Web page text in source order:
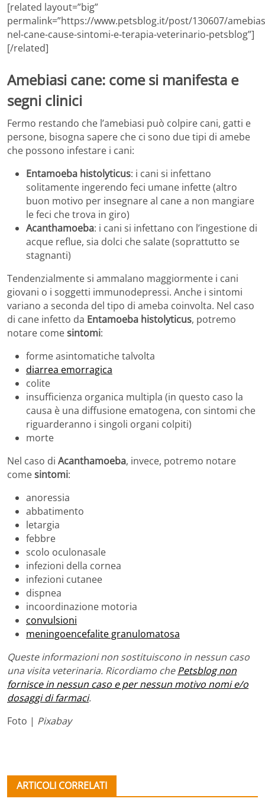
[related layout=”big”
permalink=”https://www.petsblog.it/post/130607/
nel-cane-cause-sintomi-e-terapia-veterinario-petsblog”]
[/related]
Amebiasi cane: come si manifesta e
segni clinici
Fermo restando che l’amebiasi può colpire cani, gatti e
persone, bisogna sapere che ci sono due tipi di amebe
che possono infestare i cani:
Entamoeba histolyticus: i cani si infettano
solitamente ingerendo feci umane infette (altro
buon motivo per insegnare al cane a non mangiare
le feci che trova in giro)
Acanthamoeba: i cani si infettano con l’ingestione di
acque reflue, sia dolci che salate (soprattutto se
stagnanti)
Tendenzialmente si ammalano maggiormente i cani
giovani o i soggetti immunodepressi. Anche i sintomi
variano a seconda del tipo di ameba coinvolta. Nel caso
di cane infetto da Entamoeba histolyticus, potremo
notare comesintomi:
forme asintomatiche talvolta
diarrea emorragica
colite
insufficienza organica multipla (in questo caso la
causa è una diffusione ematogena, con sintomi che
riguarderanno i singoli organi colpiti)
morte
Nel caso di Acanthamoeba, invece, potremo notare
comesintomi:
anoressia
abbatimento
letargia
febbre
scolo oculonasale
infezioni della cornea
infezioni cutanee
dispnea
incoordinazione motoria
convulsioni
meningoencefalite granulomatosa
Queste informazioni non sostituiscono in nessun caso
una visita veterinaria. Ricordiamo chePetsblog non
fornisce in nessun caso e per nessun motivo nomi e/o
dosaggi di farmaci.
Foto | Pixabay
ARTICOLI CORRELATI